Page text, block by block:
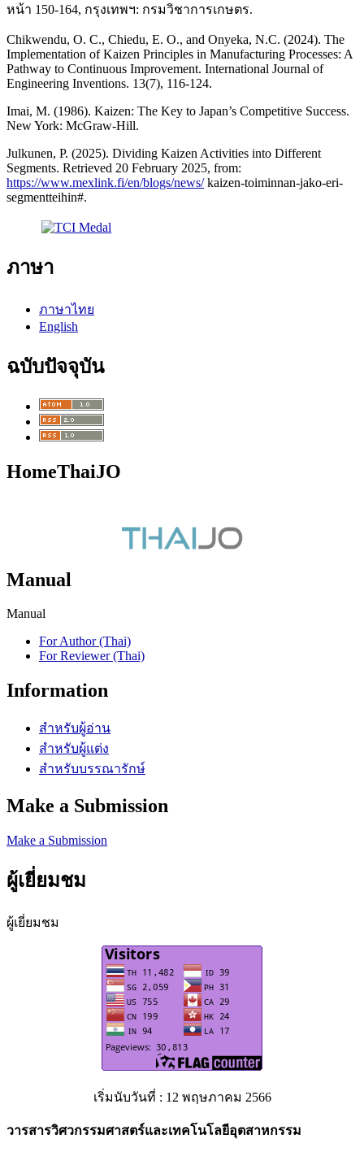
หน้า 150-164, กรุงเทพฯ: กรมวิชาการเกษตร.
Chikwendu, O. C., Chiedu, E. O., and Onyeka, N.C. (2024). The
Implementation of Kaizen Principles in Manufacturing Processes: A
Pathway to Continuous Improvement. International Journal of
Engineering Inventions. 13(7), 116-124.
Imai, M. (1986). Kaizen: The Key to Japan’s Competitive Success.
New York: McGraw-Hill.
Julkunen, P. (2025). Dividing Kaizen Activities into Different
Segments. Retrieved 20 February 2025, from:
https://www.mexlink.fi/en/blogs/news/kaizen-toiminnan-jako-eri-
segmentteihin#.
ภาษา
ภาษาไทย
English
ฉบับปัจจุบัน
HomeThaiJO
Manual
Manual
For Author (Thai)
For Reviewer (Thai)
Information
สำหรับผู้อ่าน
สำหรับผู้แต่ง
สำหรับบรรณารักษ์
Make a Submission
Make a Submission
ผู้เยี่ยมชม
ผู้เยี่ยมชม
เริ่มนับวันที่ : 12 พฤษภาคม 2566
วารสารวิศวกรรมศาสตร์และเทคโนโลยีอุตสาหกรรม